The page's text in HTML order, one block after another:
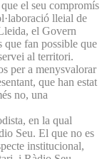
el seu compromís
lleial de
el Govern
fan possible que
al territori.
per a menysvalorar
que han estat
no, una
en la qual
Seu. El que no es
institucional,